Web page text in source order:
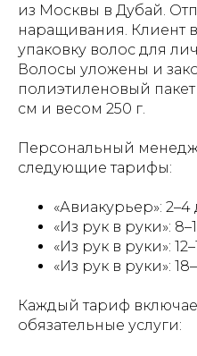
из Москвы в Дубай.
наращивания. Клиент в
упаковку волос для
Волосы уложены и
полиэтиленовый пакет
см и весом 250 г.
Персональный
следующие тарифы:
«Авиакурьер»: 2–4
«Из рук в руки»:
«Из рук в руки»:
«Из рук в руки»:
Каждый тариф
обязательные услуги: